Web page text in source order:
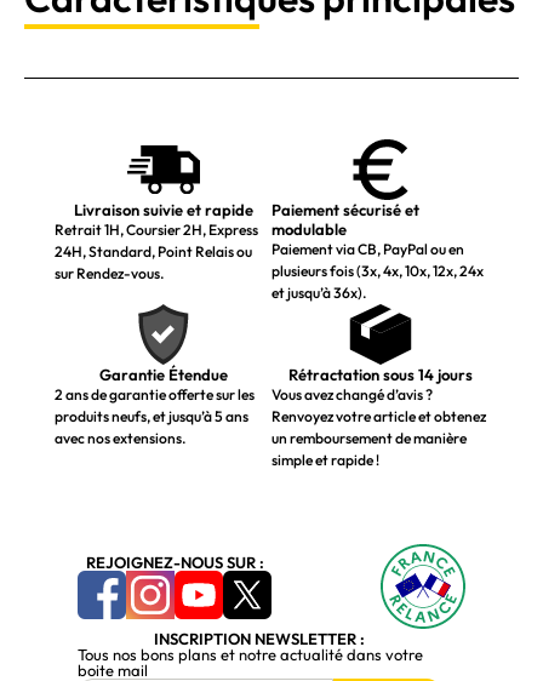
Livraison suivie et rapide
Retrait 1H, Coursier 2H, Express
24H, Standard, Point Relais ou
sur Rendez-vous.
Paiement sécurisé et
modulable
Paiement via CB, PayPal ou en
plusieurs fois (3x, 4x, 10x, 12x, 24x
et jusqu’à 36x).
Garantie Étendue
2 ans de garantie offerte sur les
produits neufs, et jusqu’à 5 ans
avec nos extensions.
Rétractation sous 14 jours
Vous avez changé d’avis ?
Renvoyez votre article et obtenez
un remboursement de manière
simple et rapide !
REJOIGNEZ-NOUS SUR :
INSCRIPTION NEWSLETTER :
Tous nos bons plans et notre actualité dans votre
boite mail